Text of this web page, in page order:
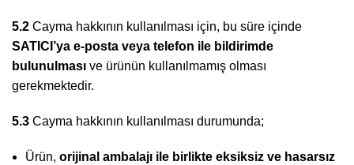
5.2 Cayma hakkının kullanılması için, bu süre içinde
SATICI’ya e-posta veya telefon ile bildirimde
bulunulması ve ürünün kullanılmamış olması
gerekmektedir.
5.3 Cayma hakkının kullanılması durumunda;
Ürün, orijinal ambalajı ile birlikte eksiksiz ve hasarsız